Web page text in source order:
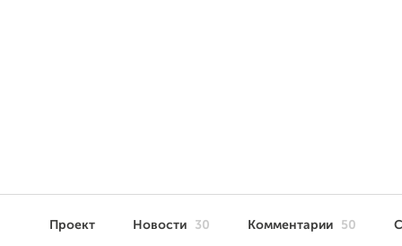
Проект Новости 30 Комментарии 50